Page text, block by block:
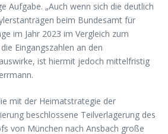
Aufgabe. „Auch wenn sich die deutlich
beim Bundesamt für
im Jahr 2023 im Vergleich zum
Eingangszahlen an den
ist hiermit jedoch mittelfristig
mit der Heimatstrategie der
beschlossene Teilverlagerung des
von München nach Ansbach große